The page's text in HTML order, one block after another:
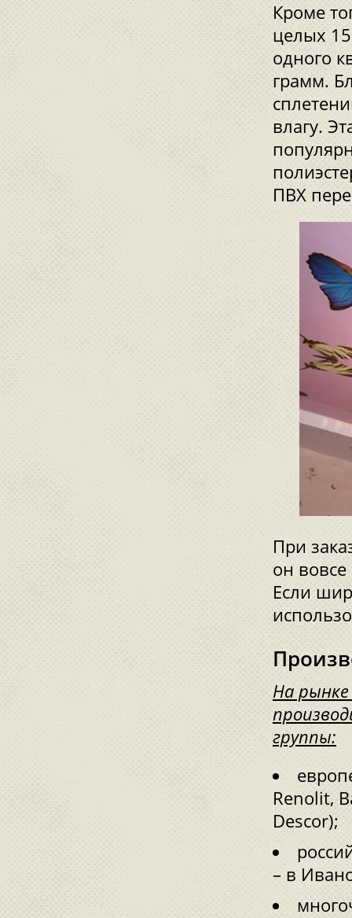
Кроме
целых
одного
грамм.
влагу.
ПВХ
При
он вовсе
Если
На
группы:
Renolit,
Descor);
– в